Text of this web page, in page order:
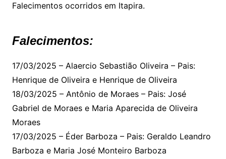
Falecimentos ocorridos em Itapira.
Falecimentos:
17/03/2025 – Alaercio Sebastião Oliveira – Pais:
Henrique de Oliveira e Henrique de Oliveira
18/03/2025 – Antônio de Moraes – Pais: José
Gabriel de Moraes e Maria Aparecida de Oliveira
Moraes
17/03/2025 – Éder Barboza – Pais: Geraldo Leandro
Barboza e Maria José Monteiro Barboza